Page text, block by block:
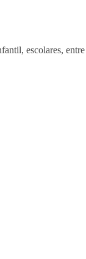
escolares,